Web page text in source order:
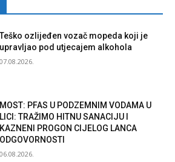
Teško ozlijeđen vozač mopeda koji je
upravljao pod utjecajem alkohola
07.08.2026.
MOST: PFAS U PODZEMNIM VODAMA U
LICI: TRAŽIMO HITNU SANACIJU I
KAZNENI PROGON CIJELOG LANCA
ODGOVORNOSTI
06.08.2026.